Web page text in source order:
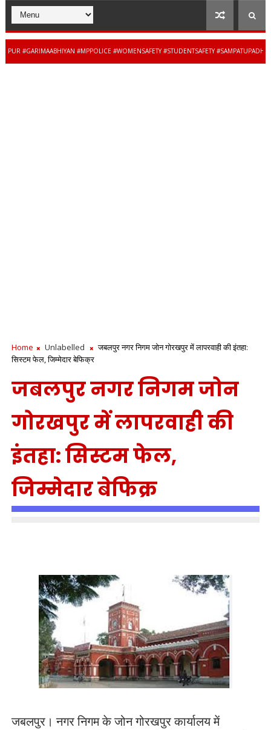
#GARIMAABHIYAN #MPPOLICE #WOMENSAFETY #STUDENTSAFETY #SAMPATUPADHYAY
Home Unlabelled
जबलपुर नगर निगम जोन गोरखपुर में लापरवाही की इंतहा:
सिस्टम फेल, जिम्मेदार बेफिक्र
जबलपुर नगर निगम जोन
गोरखपुर में लापरवाही की
इंतहा: सिस्टम फेल,
जिम्मेदार बेफिक्र
जबलपुर। नगर निगम के जोन गोरखपुर कार्यालय में